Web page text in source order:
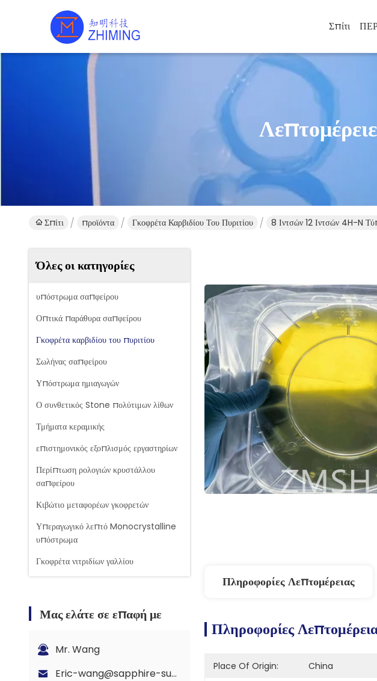
Σπίτι
Σπίτι προϊόντα Γκοφρέτα Καρβιδίου Του Πυριτίου 8 Ιντσών 12 Ιντσών 4H-N
Όλες οι κατηγορίες
υπόστρωμα σαπφείρου
Οπτικά παράθυρα σαπφείρου
Γκοφρέτα καρβιδίου του πυριτίου
Σωλήνας σαπφείρου
Υπόστρωμα ημιαγωγών
Ο συνθετικός Stone πολύτιμων λίθων
Τμήματα κεραμικής
επιστημονικός εξοπλισμός εργαστηρίων
Περίπτωση ρολογιών κρυστάλλου
σαπφείρου
Κιβώτιο μεταφορέων γκοφρετών
Υπεραγωγικό λεπτό Monocrystalline
υπόστρωμα
Γκοφρέτα νιτριδίων γαλλίου
Μας ελάτε σε επαφή με
Mr. Wang
Eric-wang@sapphire-substrate.com
Πληροφορίες Λεπτομέρειας
Πληροφορίες
Place Of Origin: China